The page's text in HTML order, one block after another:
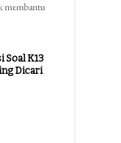
membantu
Soal K13
Dicari